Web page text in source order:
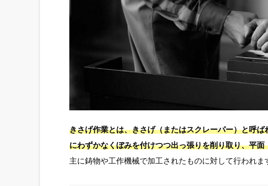
きさげ作業とは、きさげ（またはスクレーパー）と呼
にわずかなくぼみを付けつつ出っ張りを削り取り、平
主に鋳物や工作機械で加工されたものに対して行われま